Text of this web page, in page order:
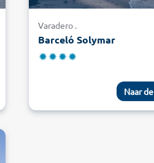
Varadero .
Barceló Solymar
Naar